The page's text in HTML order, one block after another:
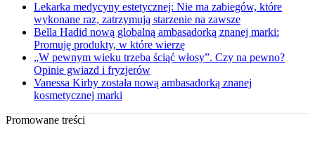
Lekarka medycyny estetycznej: Nie ma zabiegów, które
wykonane raz, zatrzymują starzenie na zawsze
Bella Hadid nową globalną ambasadorką znanej marki:
Promuję produkty, w które wierzę
„W pewnym wieku trzeba ściąć włosy”. Czy na pewno?
Opinie gwiazd i fryzjerów
Vanessa Kirby została nową ambasadorką znanej
kosmetycznej marki
Promowane treści